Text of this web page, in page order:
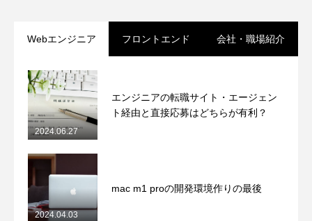
Webエンジニア フロントエンド 会社・職場紹介
エンジニアの転職サイト・エージェン
ト経由と直接応募はどちらが有利？
2024.06.27
mac m1 proの開発環境作りの最後
2024.04.03